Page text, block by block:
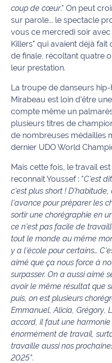
route
Justice
Loisirs
Politique
Santé
Social
Transport
National
International
Défense
Municipales
2026
Contenus
Partenaires
L'invité(e)
rédaction
coup de cœur." On peut
sur parole... le spectacle
vous ce mercredi soir
Killers" qui avaient déjà
de finale, récoltant quatre
leur prestation.
La troupe de danseurs
Mirabeau est loin d'être
compte même un
plusieurs titres de
de nombreuses médailles
dernier UDO World
Mais cette fois, le travail
reconnait Youssef : "C'est
c'est plus short !
l'avance pour préparer les
sortir une chorégraphie en
ce n'est pas facile de
tout le monde au même
y a l'école pour certains…
aimé que ça nous force à
surpasser. On a aussi aimé
avoir le même résultat que
puis, on est plusieurs
Emmanuel, Alicia, Grégory,
accord, il faut une harmonie
énormément de travail,
travaille aussi nos
2025".